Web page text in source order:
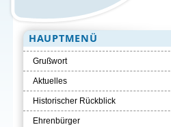
HAUPTMENÜ
Grußwort
Aktuelles
Historischer Rückblick
Ehrenbürger